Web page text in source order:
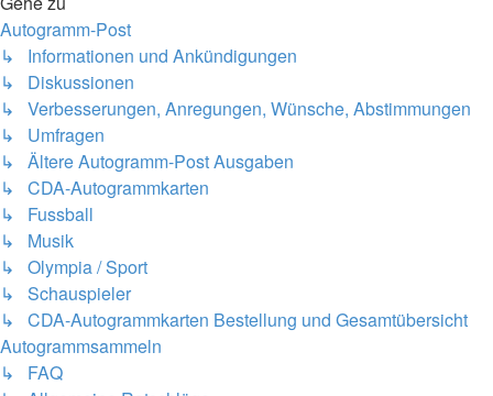
Autogramm-Post
↳ Informationen und Ankündigungen
↳ Diskussionen
↳ Verbesserungen, Anregungen, Wünsche, Abstimmungen
↳ Umfragen
↳ Ältere Autogramm-Post Ausgaben
↳ CDA-Autogrammkarten
↳ Fussball
↳ Musik
↳ Olympia / Sport
↳ Schauspieler
↳ CDA-Autogrammkarten Bestellung und Gesamtübersicht
Autogrammsammeln
↳ FAQ